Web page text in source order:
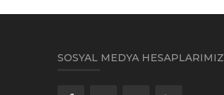
SOSYAL MEDYA HESAPLARIMIZ